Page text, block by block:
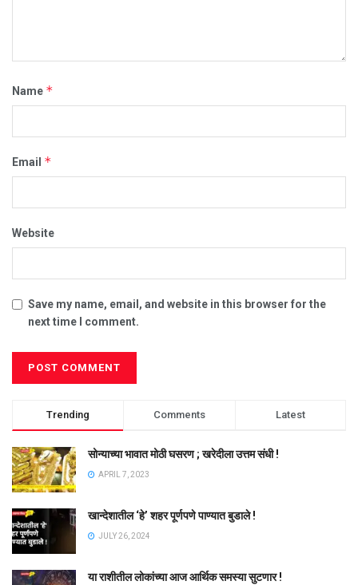
Name *
Email *
Website
Save my name, email, and website in this browser for the
next time I comment.
Trending Comments Latest
सोन्याच्या भावात मोठी घसरण ; खरेदीला उत्तम संधी !
APRIL 7, 2023
खान्देशातील ‘हे’ शहर पूर्णपणे पाण्यात बुडाले !
JULY 26, 2024
या राशीतील लोकांच्या आज आर्थिक समस्या सुटणार !